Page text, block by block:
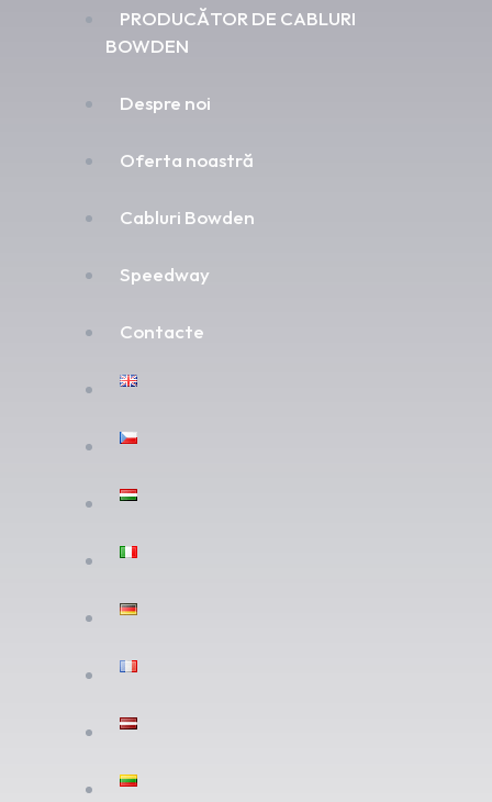
PRODUCĂTOR DE CABLURI
BOWDEN
Despre noi
Oferta noastră
Cabluri Bowden
Speedway
Contacte